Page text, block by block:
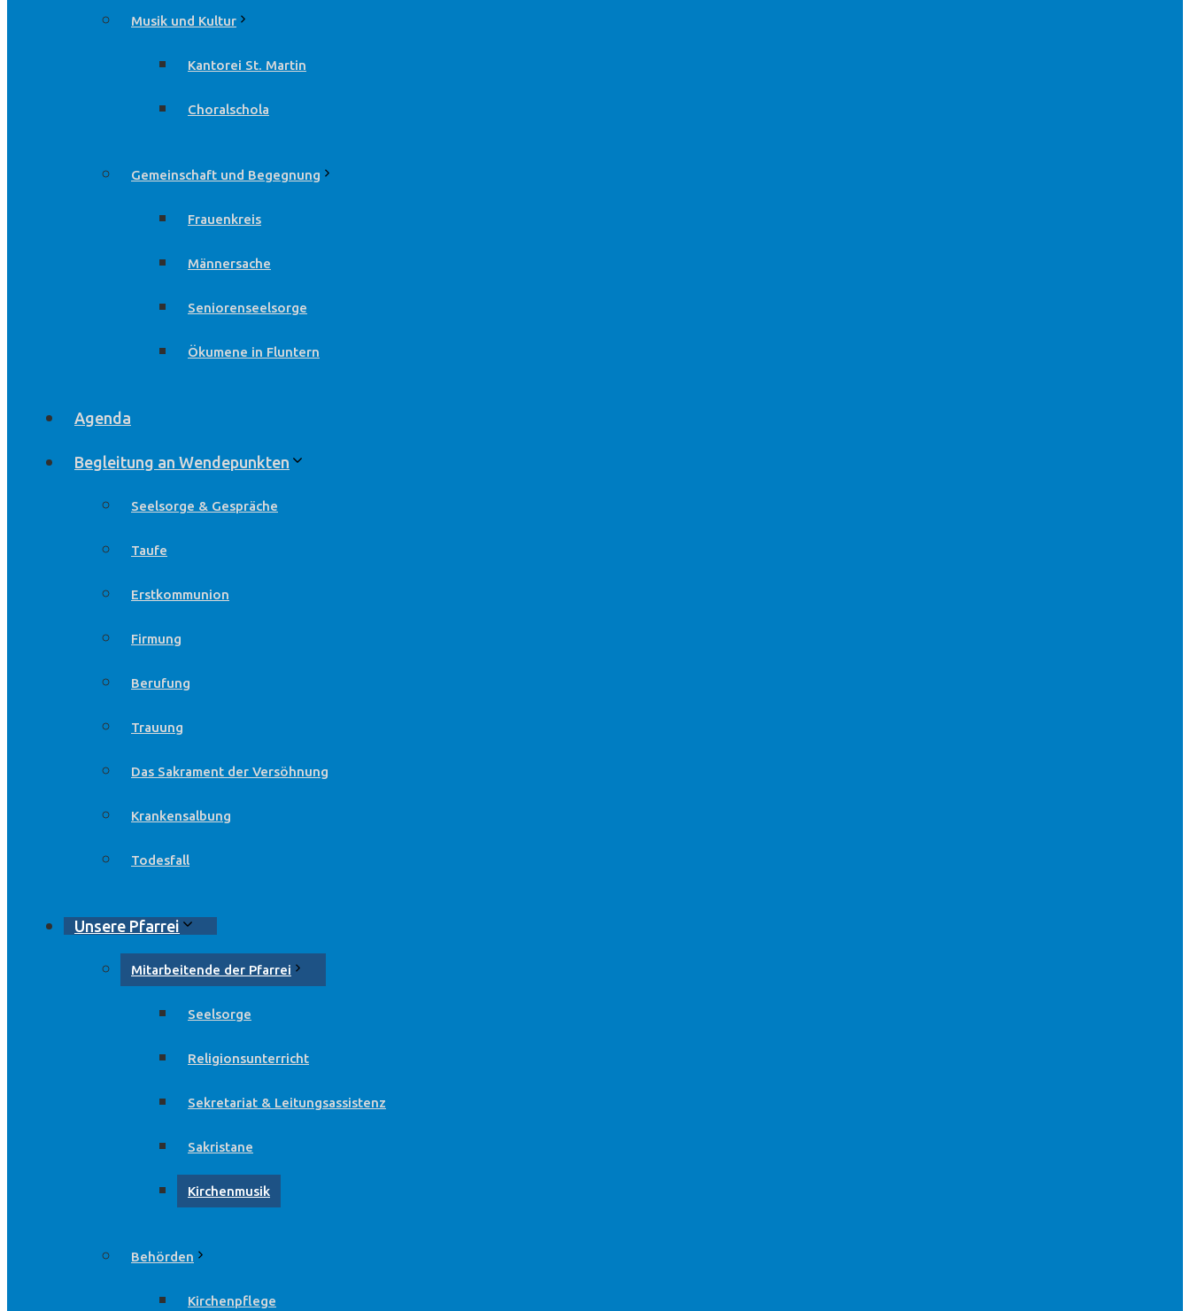
Musik und Kultur
Kantorei St. Martin
Choralschola
Gemeinschaft und Begegnung
Frauenkreis
Männersache
Seniorenseelsorge
Ökumene in Fluntern
Agenda
Begleitung an Wendepunkten
Seelsorge & Gespräche
Taufe
Erstkommunion
Firmung
Berufung
Trauung
Das Sakrament der Versöhnung
Krankensalbung
Todesfall
Unsere Pfarrei
Mitarbeitende der Pfarrei
Seelsorge
Religionsunterricht
Sekretariat & Leitungsassistenz
Sakristane
Kirchenmusik
Behörden
Kirchenpflege